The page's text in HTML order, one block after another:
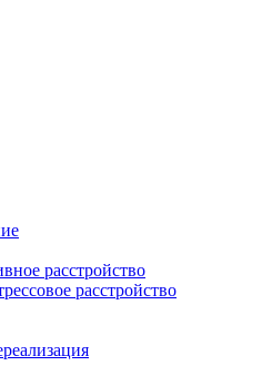
расстройство
расстройство